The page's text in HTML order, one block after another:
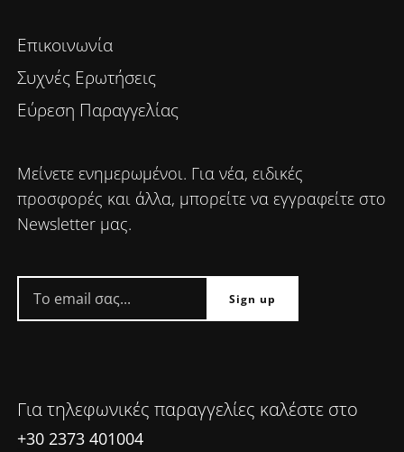
Επικοινωνία
Συχνές Ερωτήσεις
Εύρεση Παραγγελίας
Μείνετε ενημερωμένοι. Για νέα, ειδικές
προσφορές και άλλα, μπορείτε να εγγραφείτε στο
Newsletter μας.
Για τηλεφωνικές παραγγελίες καλέστε στο
+30 2373 401004